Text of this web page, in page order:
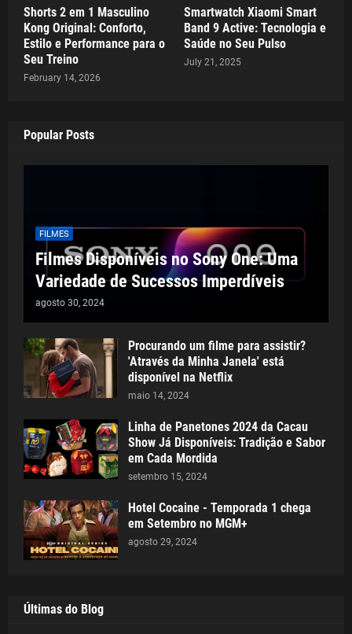
Shorts 2 em 1 Masculino
Kong Original: Conforto,
Estilo e Performance para o
Seu Treino
February 14, 2026
Smartwatch Xiaomi Smart
Band 9 Active: Tecnologia e
Saúde no Seu Pulso
July 21, 2025
Popular Posts
FILMES
Filmes Disponíveis no Sony One: Uma
Variedade de Sucessos Imperdíveis
agosto 30, 2024
Procurando um filme para assistir?
'Através da Minha Janela' está
disponível na Netflix
maio 14, 2024
Linha de Panetones 2024 da Cacau
Show Já Disponíveis: Tradição e Sabor
em Cada Mordida
setembro 15, 2024
Hotel Cocaine - Temporada 1 chega
em Setembro no MGM+
agosto 29, 2024
Últimas do Blog